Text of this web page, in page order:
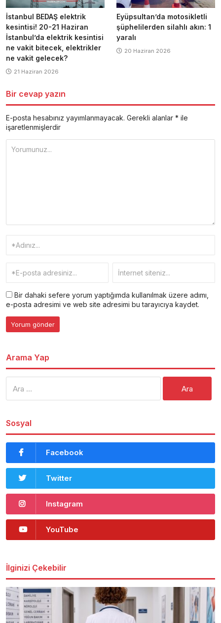
İstanbul BEDAŞ elektrik
kesintisi! 20-21 Haziran
İstanbul’da elektrik kesintisi
ne vakit bitecek, elektrikler
ne vakit gelecek?
21 Haziran 2026
Eyüpsultan’da motosikletli
şüphelilerden silahlı akın: 1
yaralı
20 Haziran 2026
Bir cevap yazın
E-posta hesabınız yayımlanmayacak. Gerekli alanlar * ile
işaretlenmişlerdir
Bir dahaki sefere yorum yaptığımda kullanılmak üzere adımı,
e-posta adresimi ve web site adresimi bu tarayıcıya kaydet.
Arama Yap
Sosyal
Facebook
Twitter
Instagram
YouTube
İlginizi Çekebilir